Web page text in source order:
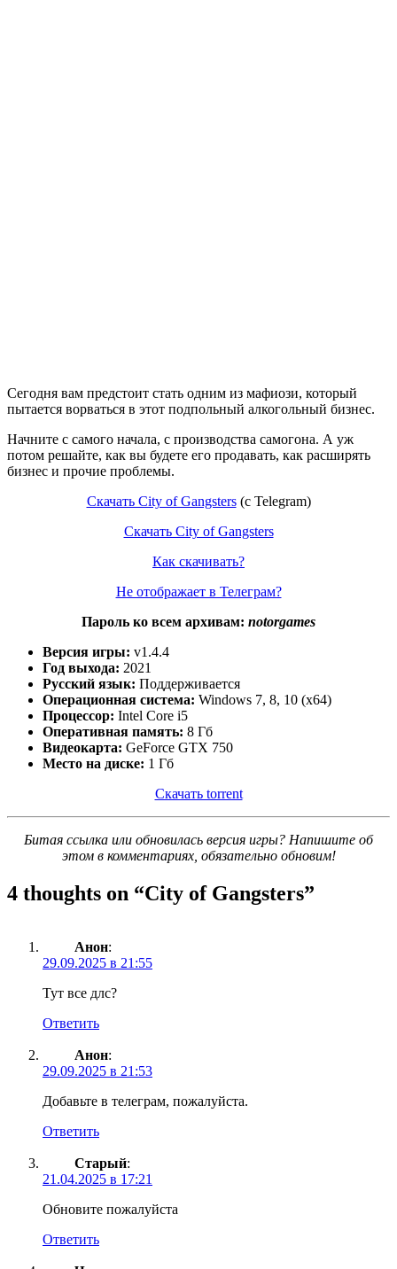
Сегодня вам предстоит стать одним из мафиози, который
пытается ворваться в этот подпольный алкогольный бизнес.
Начните с самого начала, с производства самогона. А уж
потом решайте, как вы будете его продавать, как расширять
бизнес и прочие проблемы.
Скачать City of Gangsters(c Telegram)
Скачать City of Gangsters
Как скачивать?
Не отображает в Телеграм?
Пароль ко всем архивам: notorgames
Версия игры: v1.4.4
Год выхода: 2021
Русский язык: Поддерживается
Операционная система: Windows 7, 8, 10 (x64)
Процессор: Intel Core i5
Оперативная память: 8 Гб
Видеокарта: GeForce GTX 750
Место на диске: 1 Гб
Скачать torrent
Битая ссылка или обновилась версия игры? Напишите об
этом в комментариях, обязательно обновим!
4 thoughts on “City of Gangsters”
Анон:
29.09.2025 в 21:55
Тут все длс?
Ответить
Анон:
29.09.2025 в 21:53
Добавьте в телеграм, пожалуйста.
Ответить
Старый:
21.04.2025 в 17:21
Обновите пожалуйста
Ответить